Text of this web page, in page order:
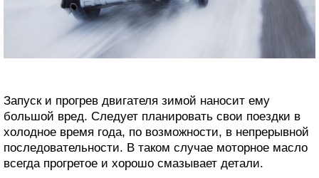
Запуск и прогрев двигателя зимой наносит ему
большой вред. Следует планировать свои поездки в
холодное время года, по возможности, в непрерывной
последовательности. В таком случае моторное масло
всегда прогретое и хорошо смазывает детали.